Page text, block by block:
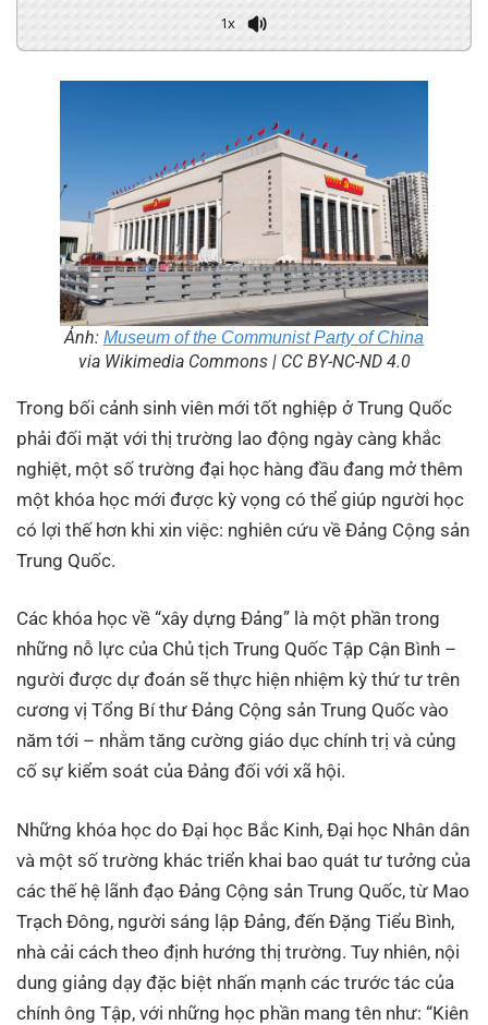
1x
Ảnh: Museum of the Communist Party of China
via Wikimedia Commons | CC BY-NC-ND 4.0
Trong bối cảnh sinh viên mới tốt nghiệp ở Trung Quốc
phải đối mặt với thị trường lao động ngày càng khắc
nghiệt, một số trường đại học hàng đầu đang mở thêm
một khóa học mới được kỳ vọng có thể giúp người học
có lợi thế hơn khi xin việc: nghiên cứu về Đảng Cộng sản
Trung Quốc.
Các khóa học về “xây dựng Đảng” là một phần trong
những nỗ lực của Chủ tịch Trung Quốc Tập Cận Bình –
người được dự đoán sẽ thực hiện nhiệm kỳ thứ tư trên
cương vị Tổng Bí thư Đảng Cộng sản Trung Quốc vào
năm tới – nhằm tăng cường giáo dục chính trị và củng
cố sự kiểm soát của Đảng đối với xã hội.
Những khóa học do Đại học Bắc Kinh, Đại học Nhân dân
và một số trường khác triển khai bao quát tư tưởng của
các thế hệ lãnh đạo Đảng Cộng sản Trung Quốc, từ Mao
Trạch Đông, người sáng lập Đảng, đến Đặng Tiểu Bình,
nhà cải cách theo định hướng thị trường. Tuy nhiên, nội
dung giảng dạy đặc biệt nhấn mạnh các trước tác của
chính ông Tập, với những học phần mang tên như: “Kiên